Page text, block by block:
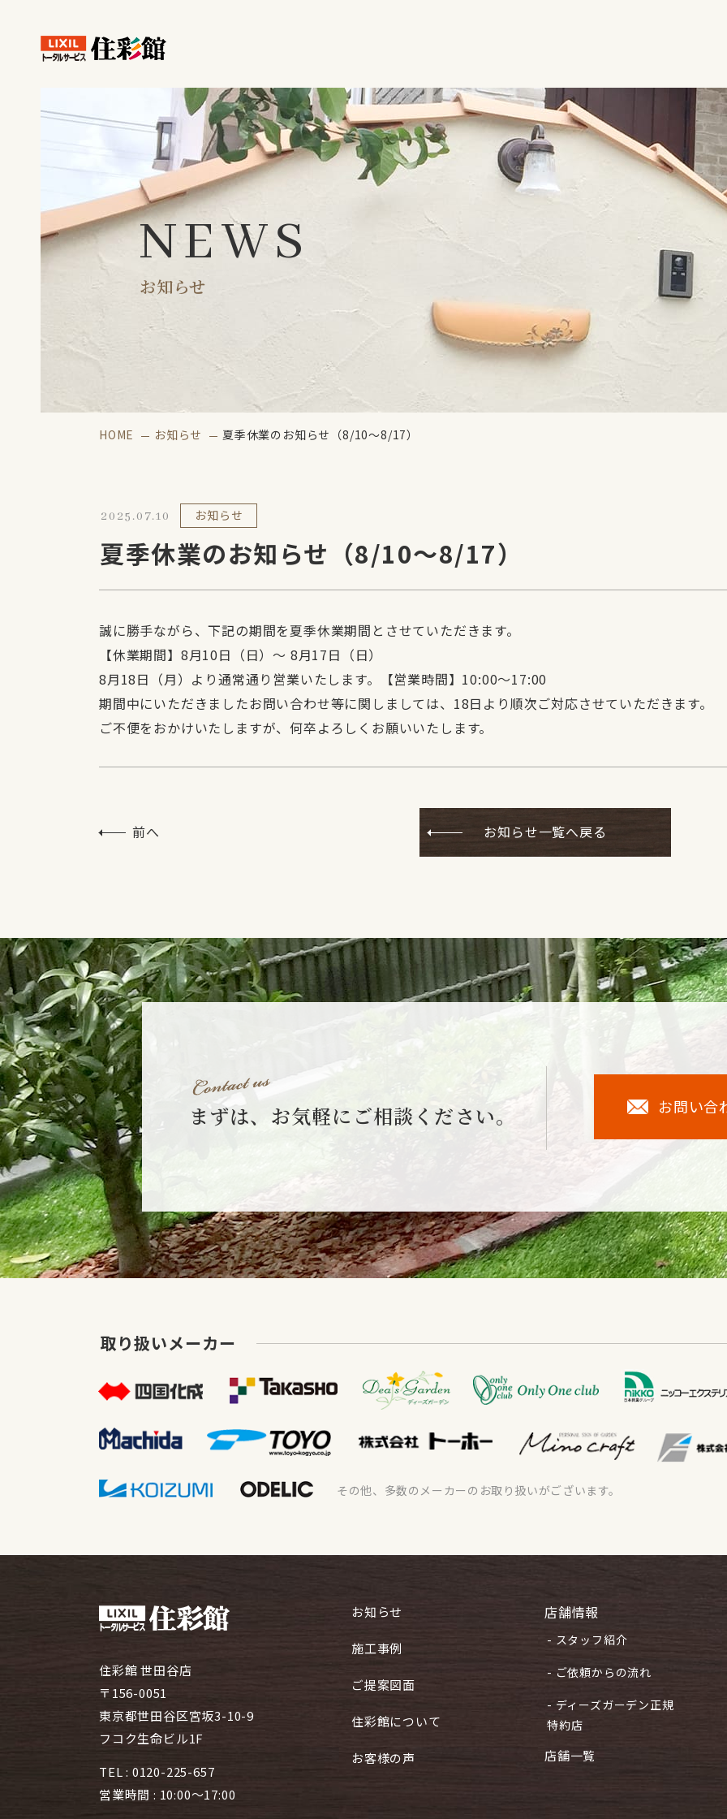
NEWS
お知らせ
HOME お知らせ 夏季休業のお知らせ（8/10〜8/17）
2025.07.10 お知らせ
夏季休業のお知らせ（8/10〜8/17）
誠に勝手ながら、下記の期間を夏季休業期間とさせていただきます。
【休業期間】8月10日（日）〜 8月17日（日）
8月18日（月）より通常通り営業いたします。【営業時間】10:00～17:00
期間中にいただきましたお問い合わせ等に関しましては、18日より順次ご対応させていただきます。
ご不便をおかけいたしますが、何卒よろしくお願いいたします。
前へ お知らせ一覧へ戻る
まずは、お気軽に ご相談ください。 お問い合
取り扱いメーカー
その他、多数のメーカーのお取り扱いがございます。
住彩館 世田谷店
〒156-0051
東京都世田谷区宮坂3-10-9
フコク生命ビル1F
TEL : 0120-225-657
営業時間 : 10:00～17:00
お知らせ
施工事例
ご提案図面
住彩館について
お客様の声
店舗情報
- スタッフ紹介
- ご依頼からの流れ
- ディーズガーデン正規
特約店
店舗一覧